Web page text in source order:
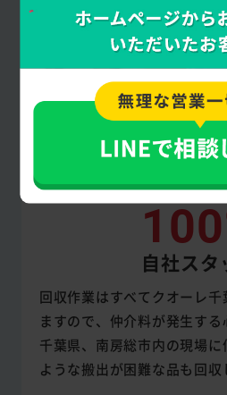
自社スタ
回収作業はすべてクオーレ
ますので、仲介料が発生する
千葉県、南房総市内の現場
ような搬出が困難な品も回収